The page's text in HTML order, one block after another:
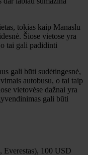
tokias kaip Manaslu
Šiose vietose yra
tai gali padidinti
gali būti sudėtingesnė,
autobusu, o tai taip
vietovėse dažnai yra
gali būti
100 USD